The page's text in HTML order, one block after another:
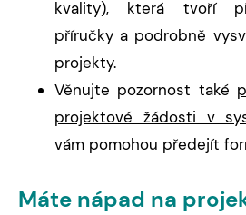
kvality), která tvoří
příručky a podrobně
projekty.
Věnujte pozornost také
projektové žádosti v
vám pomohou předejít
Máte nápad na